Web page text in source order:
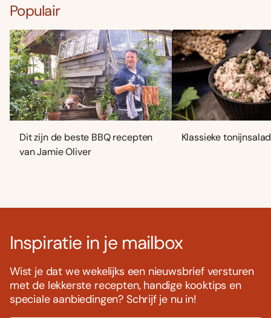
Populair
Dit zijn de beste BBQ recepten
van Jamie Oliver
Klassieke
Inspiratie in je mailbox
Wist je dat we wekelijks een nieuwsbrief versturen
met de lekkerste recepten, handige kooktips en
speciale aanbiedingen? Schrijf je nu in!